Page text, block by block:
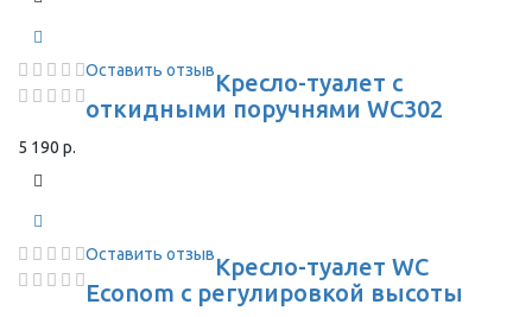
Оставить отзывКресло-туалет с
откидными поручнями WC302
5 190 р.
Оставить отзывКресло-туалет WC
Econom с регулировкой высоты